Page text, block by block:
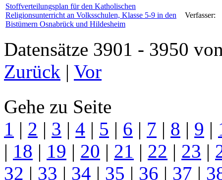
Stoffverteilungsplan für den Katholischen
Religionsunterricht an Volksschulen, Klasse 5-9 in den
Bistümern Osnabrück und Hildesheim
Verfasser:
Datensätze 3901 - 3950
Zurück | Vor
Gehe zu Seite
1 | 2 | 3 | 4 | 5 | 6 | 7 | 8 | 9 |
| 18 | 19 | 20 | 21 | 22 | 23 |
32 | 33 | 34 | 35 | 36 | 37 |